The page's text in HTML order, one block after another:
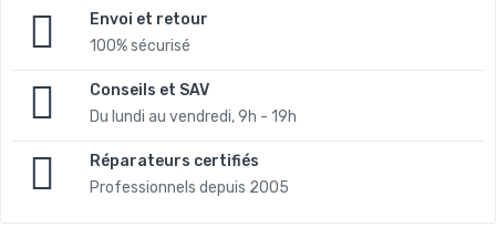
Envoi et retour
100% sécurisé
Conseils et SAV
Du lundi au vendredi, 9h - 19h
Réparateurs certifiés
Professionnels depuis 2005